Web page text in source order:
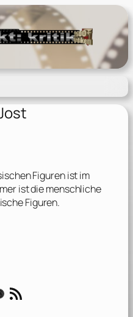
Figuren ist im
ist die menschliche
Figuren.
RSS-Feed